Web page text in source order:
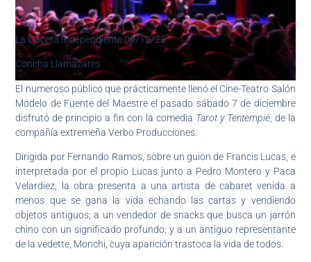
La Gaceta Independiente 09/12/25
Concha Llamazares
El numeroso público que prácticamente llenó el Cine-Teatro Salón
Modelo de Fuente del Maestre el pasado sábado 7 de diciembre
disfrutó de principio a fin con la comedia Tarot y Tentempié, de la
compañía extremeña Verbo Producciones.
Dirigida por Fernando Ramos, sobre un guion de Francis Lucas, e
interpretada por el propio Lucas junto a Pedro Montero y Paca
Velardiez, la obra presenta a una artista de cabaret venida a
menos que se gana la vida echando las cartas y vendiendo
objetos antiguos; a un vendedor de snacks que busca un jarrón
chino con un significado profundo; y a un antiguo representante
de la vedette, Monchi, cuya aparición trastoca la vida de todos.